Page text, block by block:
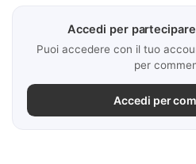
Accedi per
Puoi accedere con il tuo
per
Accedi per